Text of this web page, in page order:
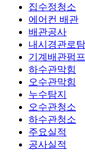
집수정청소
에어컨 배관
배관공사
내시경관로탐
기계배관펌
하수관막힘
오수관막힘
누수탐지
오수관청소
하수관청소
주요실적
공사실적